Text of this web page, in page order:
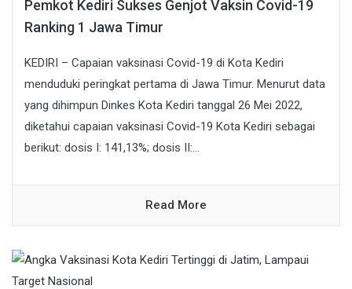
Pemkot Kediri Sukses Genjot Vaksin Covid-19
Ranking 1 Jawa Timur
KEDIRI – Capaian vaksinasi Covid-19 di Kota Kediri
menduduki peringkat pertama di Jawa Timur. Menurut data
yang dihimpun Dinkes Kota Kediri tanggal 26 Mei 2022,
diketahui capaian vaksinasi Covid-19 Kota Kediri sebagai
berikut: dosis I: 141,13%; dosis II:...
Read More